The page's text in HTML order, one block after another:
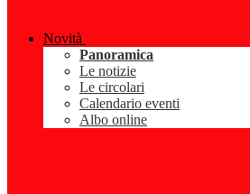
Novità
Panoramica
Le notizie
Le circolari
Calendario eventi
Albo online